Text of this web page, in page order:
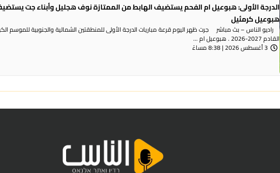
الدرجة الأولى: هبوعيل ام الفحم يستضيف الهابط من الممتازة نوف هجليل وأبناء جت
هبوعيل كرمئيل
راديو الناس – بث مباشر جرت ظهر اليوم قرعة مباريات الدرجة الأولى للمنطقتين الشمالية والجنوبية للموسم
القادم 2027-2026 . هبوعيل ام ...
3 أغسطس 2026 | 8:38 مساءً